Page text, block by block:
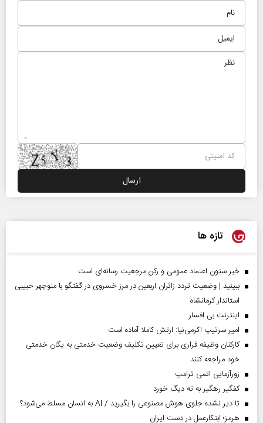
تازه ها
خبر ستون اعتماد عمومی و رکن مرجعیت رسانه‌ای است
ببینید | وضعیت تردد زائران اربعین در مرز خسروی در گفتگو با منوچهر حبیبی
استاندار کرمانشاه
اینترنت بی افسار
امیر سرتیپ اکرمی‌نیا: ارتش کاملا آماده است
کارکنان وظیفه فراری برای تعیین تکلیف وضعیت خدمتی به یگان خدمتی
خود مراجعه کنند
زورآزمایی اتمی ترامپ
کفگیر رهگیر به ته دیگ خورد
تا دیر نشده جلوی هوش مصنوعی را بگیرید / AI به انسان مسلط می‌شود؟
هرمز؛ ابتکارعمل در دست ایران